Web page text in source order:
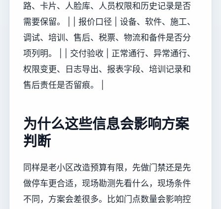
路、卡片、人脸库、人员权限和历史记录是否
需要保留。 | | 报价口径 | 设备、软件、施工、
调试、培训、售后、税票、物流和备件是否分
项列明。 | | 交付验收 | 正常通行、异常通行、
权限变更、日志导出、报表字段、培训记录和
售后责任是否留痕。 |
为什么这些信息会影响方案
判断
同样是老小区改造预算有限，先做门禁还是先
做停车更合适，现场勘测先看什么，现场条件
不同，方案会差很多。比如门点数量会影响控